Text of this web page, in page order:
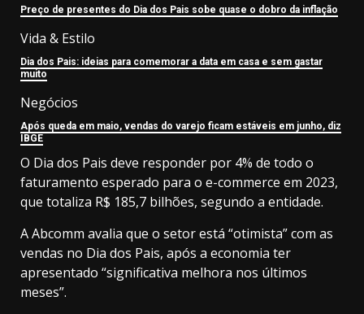
Preço de presentes do Dia dos Pais sobe quase o dobro da inflação
Vida & Estilo
Dia dos Pais: ideias para comemorar a data em casa e sem gastar
muito
Negócios
Após queda em maio, vendas do varejo ficam estáveis em junho, diz
IBGE
O Dia dos Pais deve responder por 4% de todo o
faturamento esperado para o e-commerce em 2023,
que totaliza R$ 185,7 bilhões, segundo a entidade.
A Abcomm avalia que o setor está “otimista” com as
vendas no Dia dos Pais, após a economia ter
apresentado “significativa melhora nos últimos
meses”.